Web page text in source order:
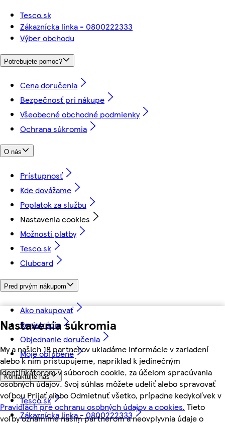
Nastavenia súkromia
My a našich 18 partnerov ukladáme informácie v zariadení
alebo k nim pristupujeme, napríklad k jedinečným
identifikátorom v súboroch cookie, za účelom spracúvania
osobných údajov. Svoj súhlas môžete udeliť alebo spravovať
voľbou Prijať alebo Odmietnuť všetko, prípadne kedykoľvek v
Pravidlách pre ochranu osobných údajov a cookies. Tieto
voľby oznámime našim partnerom a neovplyvnia údaje o
Tesco.sk
Zákaznícka linka - 0800222333
Výber obchodu
Potrebujete pomoc?
Cena doručenia
Bezpečnosť pri nákupe
Všeobecné obchodné podmienky
Ochrana súkromia
O nás
Prístupnosť
Kde dovážame
Poplatok za službu
Nastavenia cookies
Možnosti platby
Tesco.sk
Clubcard
Pred prvým nákupom
Ako nakupovať
Registrácia
Objednanie doručenia
Moje obľúbené
Kontaktujte nás
Tesco.sk
Zákaznícka linka - 0800222333